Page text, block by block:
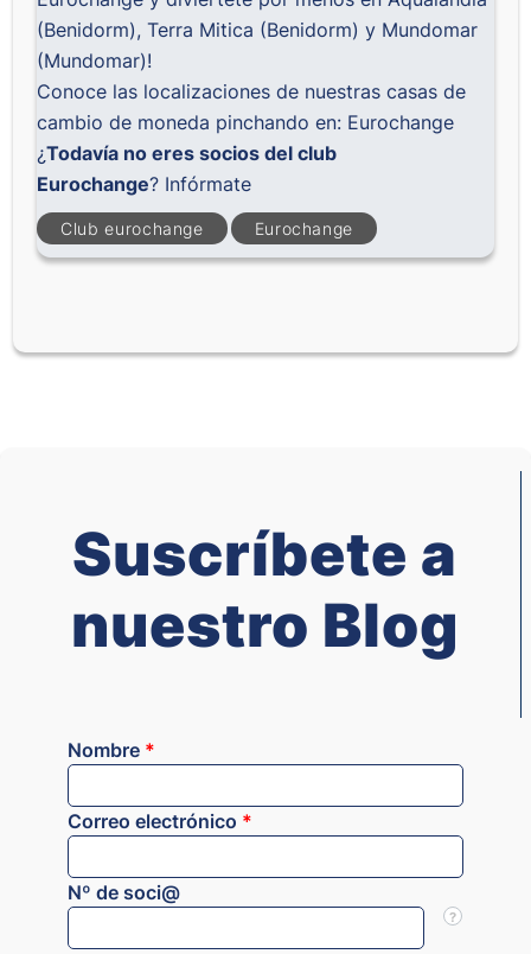
(Benidorm), Terra Mitica (Benidorm) y Mundomar
(Mundomar)!
Conoce las localizaciones de nuestras casas de
cambio de moneda pinchando en: Eurochange
¿Todavía no eres socios del club
Eurochange? Infórmate
Club eurochange Eurochange
Suscríbete a
nuestro Blog
Nombre *
Correo electrónico *
Nº de soci@
?